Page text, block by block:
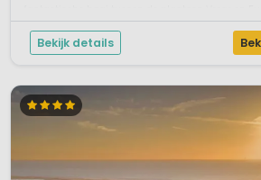
Bekijk details